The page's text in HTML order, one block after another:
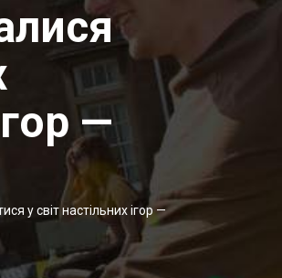
—
у світ настільних ігор —